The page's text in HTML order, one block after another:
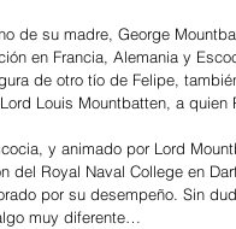
de su madre, George
en Francia, Alemania y
de otro tío de Felipe,
Louis Mountbatten, a quien
y animado por Lord
del Royal Naval College en
por su desempeño. Sin
muy diferente…